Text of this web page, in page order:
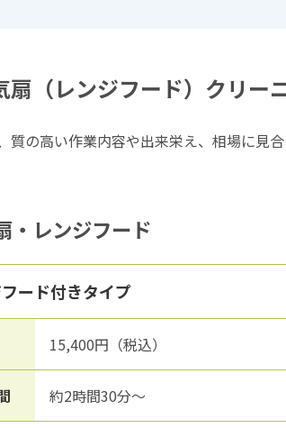
扇（レンジフード）クリー
質の高い作業内容や出来栄え、相場に見
・レンジフード
ード付きタイプ
15,400円（税込）
約2時間30分～